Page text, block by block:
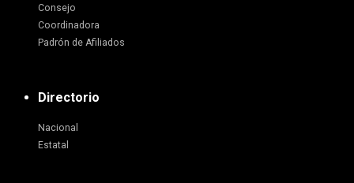
Consejo
Coordinadora
Padrón de Afiliados
Directorio
Nacional
Estatal